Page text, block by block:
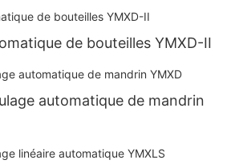
de bouteilles YMXD-II
automatique de mandrin